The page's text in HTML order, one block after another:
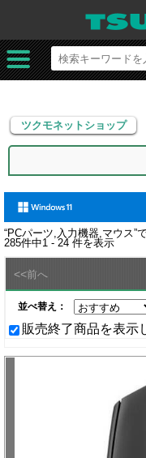
ツクモネットショップ
ツクモネットショップ
“PCパーツ,入力機器,マウス”
285件中1 - 24 件を表示
<<前へ
並べ替え：
販売終了商品を表示